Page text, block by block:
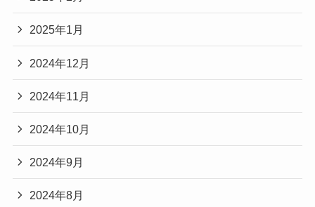
2025年1月
2024年12月
2024年11月
2024年10月
2024年9月
2024年8月